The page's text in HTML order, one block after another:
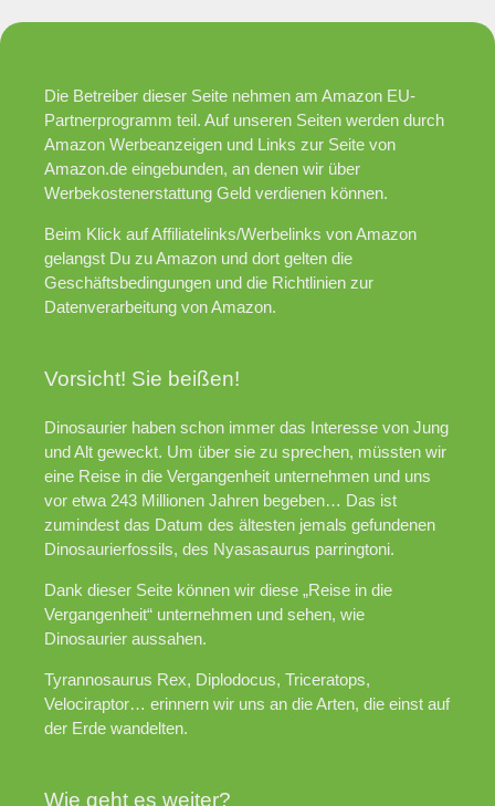
Die Betreiber dieser Seite nehmen am Amazon EU-
Partnerprogramm teil. Auf unseren Seiten werden durch
Amazon Werbeanzeigen und Links zur Seite von
Amazon.de eingebunden, an denen wir über
Werbekostenerstattung Geld verdienen können.
Beim Klick auf Affiliatelinks/Werbelinks von Amazon
gelangst Du zu Amazon und dort gelten die
Geschäftsbedingungen und die Richtlinien zur
Datenverarbeitung von Amazon.
Vorsicht! Sie beißen!
Dinosaurier haben schon immer das Interesse von Jung
und Alt geweckt. Um über sie zu sprechen, müssten wir
eine Reise in die Vergangenheit unternehmen und uns
vor etwa 243 Millionen Jahren begeben… Das ist
zumindest das Datum des ältesten jemals gefundenen
Dinosaurierfossils, des Nyasasaurus parringtoni.
Dank dieser Seite können wir diese „Reise in die
Vergangenheit“ unternehmen und sehen, wie
Dinosaurier aussahen.
Tyrannosaurus Rex, Diplodocus, Triceratops,
Velociraptor… erinnern wir uns an die Arten, die einst auf
der Erde wandelten.
Wie geht es weiter?